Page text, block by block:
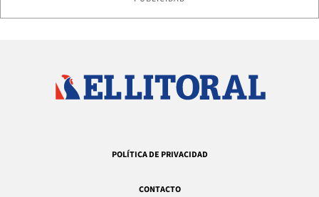
POLÍTICA DE PRIVACIDAD
CONTACTO